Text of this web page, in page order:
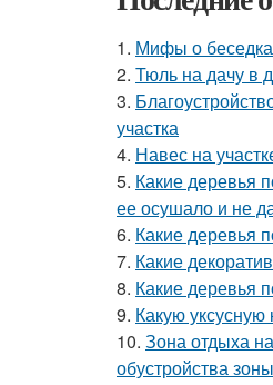
1. Мифы о
2. Тюль на дачу в
3.
участка
4. Навес на
5. Какие деревья
ее осушало и не
6. Какие деревья
7. Какие
8. Какие деревья
9. Какую
10. Зона отдыха
обустройства